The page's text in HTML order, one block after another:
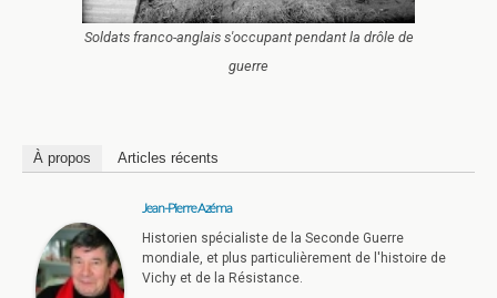
Soldats franco-anglais s'occupant pendant la drôle de
guerre
À propos Articles récents
Jean-Pierre Azéma
Historien spécialiste de la Seconde Guerre
mondiale, et plus particulièrement de l'histoire de
Vichy et de la Résistance.